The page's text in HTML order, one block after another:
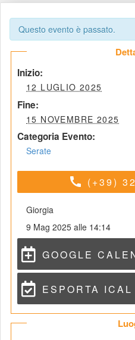
Questo evento è passato.
Inizio:
12 LUGLIO 2025
Fine:
15 NOVEMBRE 2025
Categoria Evento:
Serate
call (+39)
Giorgia
9 Mag 2025 alle 14:14
GOOGLE
ESPORTA ICAL